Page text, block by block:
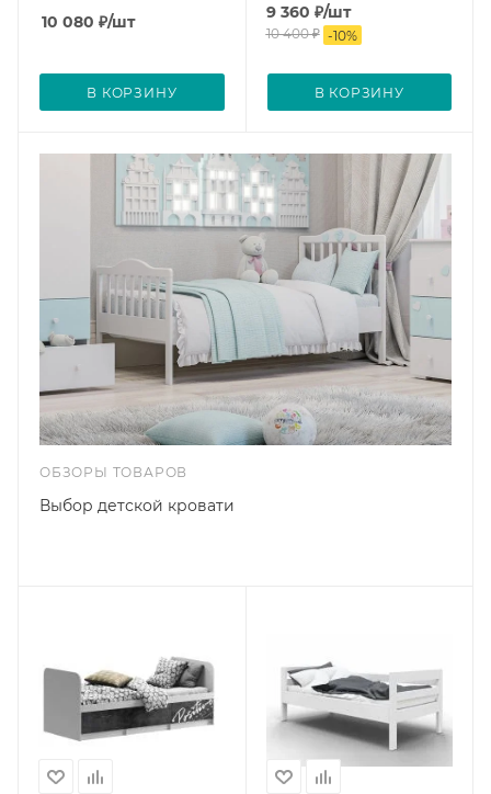
10 080 ₽/шт
В КОРЗИНУ
9 360 ₽/шт
10 400₽ -10%
В КОРЗИНУ
ОБЗОРЫ ТОВАРОВ
Выбор детской кровати